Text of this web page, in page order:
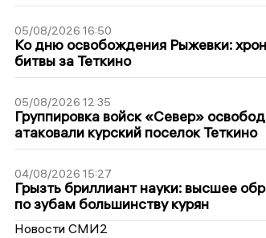
05/08/2026 16:50
Ко дню освобождения Рыжевки:
битвы за Теткино
05/08/2026 12:35
Группировка войск «Север»
атаковали курский поселок Теткино
04/08/2026 15:27
Грызть бриллиант науки: высшее
по зубам большинству курян
Новости СМИ2